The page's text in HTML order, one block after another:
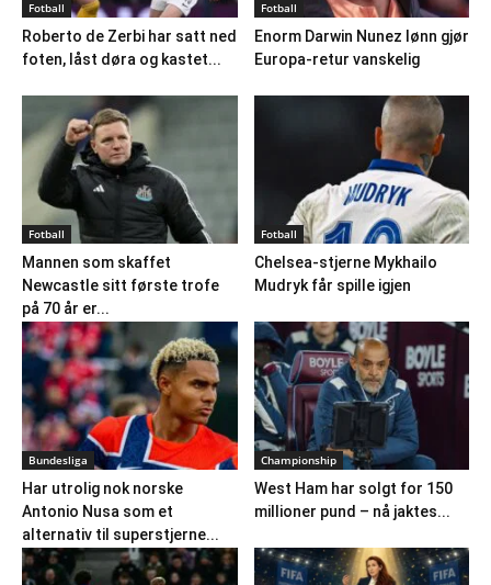
Fotball
Roberto de Zerbi har satt ned
foten, låst døra og kastet...
Fotball
Enorm Darwin Nunez lønn gjør
Europa-retur vanskelig
Fotball
Mannen som skaffet
Newcastle sitt første trofe
på 70 år er...
Fotball
Chelsea-stjerne Mykhailo
Mudryk får spille igjen
Bundesliga
Har utrolig nok norske
Antonio Nusa som et
alternativ til superstjerne...
Championship
West Ham har solgt for 150
millioner pund – nå jaktes...